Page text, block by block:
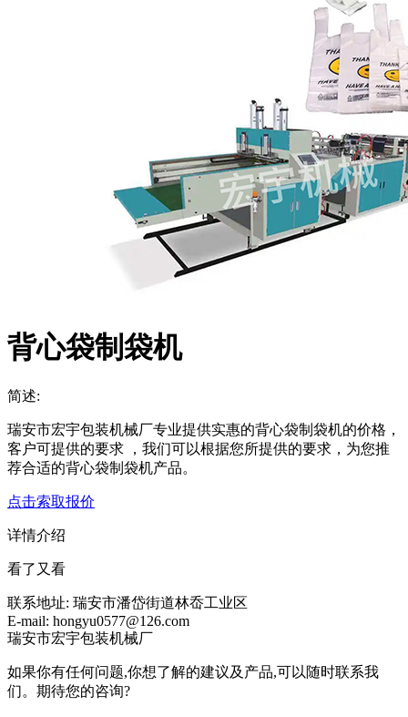
背心袋制袋机
简述:
瑞安市宏宇包装机械厂专业提供实惠的背心袋制袋机的价格，
客户可提供的要求 ，我们可以根据您所提供的要求，为您推
荐合适的背心袋制袋机产品。
点击索取报价
详情介绍
看了又看
联系地址: 瑞安市潘岱街道林岙工业区
E-mail: hongyu0577@126.com
瑞安市宏宇包装机械厂
如果你有任何问题,你想了解的建议及产品,可以随时联系我
们。期待您的咨询?